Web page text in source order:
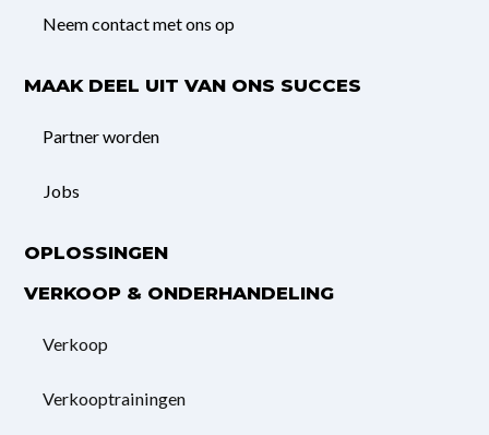
Neem contact met ons op
MAAK DEEL UIT VAN ONS SUCCES
Partner worden
Jobs
OPLOSSINGEN
VERKOOP & ONDERHANDELING
Verkoop
Verkooptrainingen